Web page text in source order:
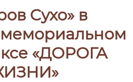
Сухо» в
«ДОРОГА